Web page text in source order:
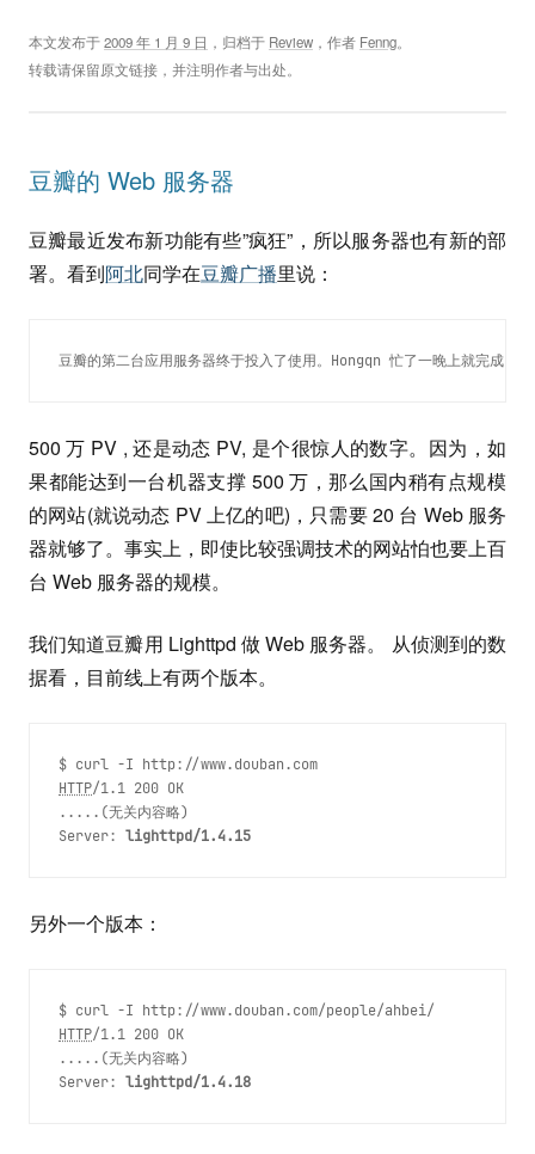
本文发布于2009 年 1 月 9 日 ，归档于 Review ，作者 Fenng。
转载请保留原文链接，并注明作者与出处。
豆瓣的 Web 服务器
豆瓣最近发布新功能有些”疯狂”，所以服务器也有新的部
署。看到阿北同学在豆瓣广播里说：
豆瓣的第二台应用服务器终于投入了使用。Hongqn 忙了一晚上就完
500 万 PV , 还是动态 PV, 是个很惊人的数字。因为，如
果都能达到一台机器支撑 500 万，那么国内稍有点规模
的网站(就说动态 PV 上亿的吧)，只需要 20 台 Web 服务
器就够了。事实上，即使比较强调技术的网站怕也要上百
台 Web 服务器的规模。
我们知道豆瓣用 Lighttpd 做 Web 服务器。 从侦测到的数
据看，目前线上有两个版本。
HTTP/1.1 200 OK
.....(无关内容略)
Server: lighttpd/1.4.15
另外一个版本：
HTTP/1.1 200 OK
.....(无关内容略)
Server: lighttpd/1.4.18